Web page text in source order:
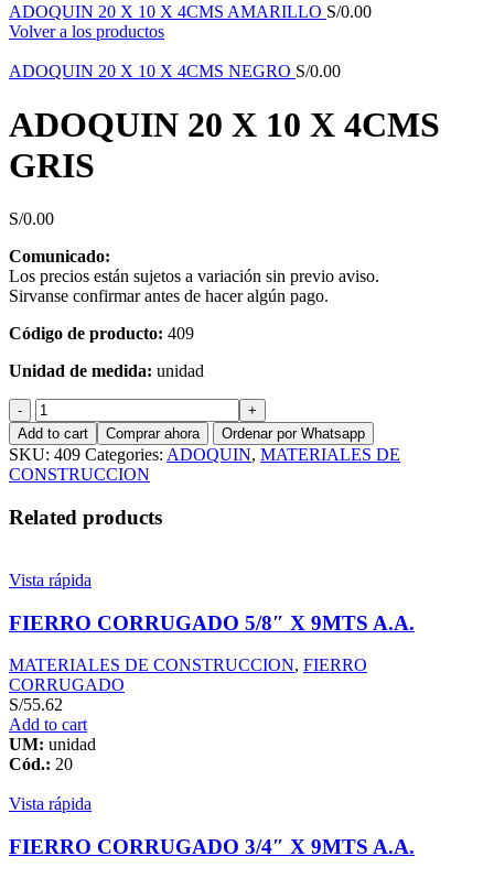
ADOQUIN 20 X 10 X 4CMS AMARILLO S/0.00
Volver a los productos
ADOQUIN 20 X 10 X 4CMS NEGRO S/0.00
ADOQUIN 20 X 10 X 4CMS
GRIS
S/0.00
Comunicado:
Los precios están sujetos a variación sin previo aviso.
Sirvanse confirmar antes de hacer algún pago.
Código de producto: 409
Unidad de medida: unidad
ADOQUIN
20
X
10
X
4CMS
GRIS
Add to cart Comprar ahora Ordenar por Whatsapp
SKU: 409 Categories: ADOQUIN, MATERIALES DE
CONSTRUCCION
Related products
Vista rápida
FIERRO CORRUGADO 5/8″ X 9MTS A.A.
MATERIALES DE CONSTRUCCION, FIERRO
CORRUGADO
S/55.62
Add to cart
UM: unidad
Cód.: 20
Vista rápida
FIERRO CORRUGADO 3/4″ X 9MTS A.A.